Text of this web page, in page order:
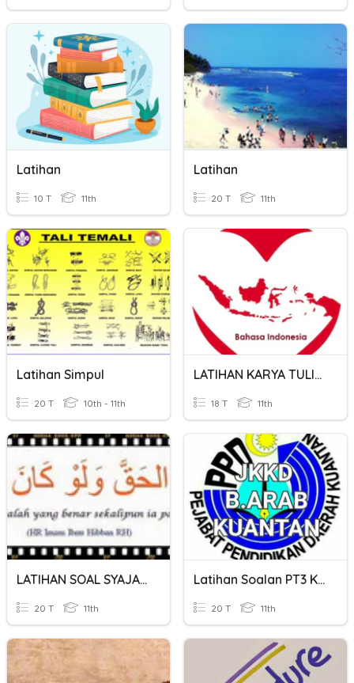
Latihan
10 T 11th
Latihan
20 T 11th
Latihan Simpul
20 T 10th - 11th
LATIHAN KARYA TULIS ILMIAH
18 T 11th
LATIHAN SOAL SYAJA'AH & KEJUJURAN
20 T 11th
Latihan Soalan PT3 KSSM
20 T 11th